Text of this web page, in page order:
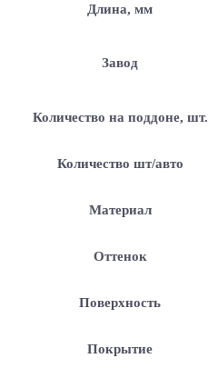
Длина, мм
Завод
Количество на поддоне, шт.
Количество шт/авто
Материал
Оттенок
Поверхность
Покрытие